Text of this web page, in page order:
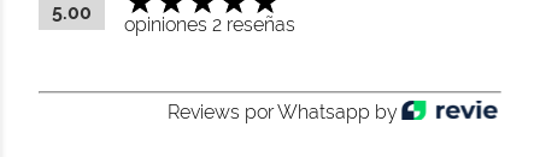
5.00
opiniones 2 reseñas
Reviews por Whatsapp by